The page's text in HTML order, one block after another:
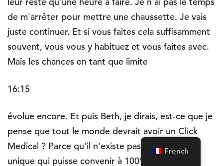
de m'arrêter pour mettre une chaussette. Je vais
juste continuer. Et si vous faites cela suffisamment
souvent, vous vous y habituez et vous faites avec.
Mais les chances en tant que limite
16:15
évolue encore. Et puis Beth, je dirais, est-ce que je
pense que tout le monde devrait avoir un Click
Medical ? Parce qu'il n'existe pas de solution
unique qui puisse convenir à 100% de la
French